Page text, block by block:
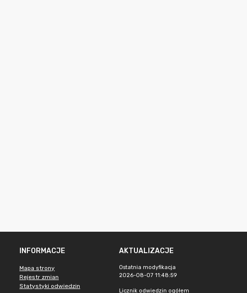
INFORMACJE
Mapa strony
Rejestr zmian
Statystyki odwiedzin
AKTUALIZACJE
Ostatnia modyfikacja
2026-08-07 11:48:59
Licznik odwiedzin ogółem